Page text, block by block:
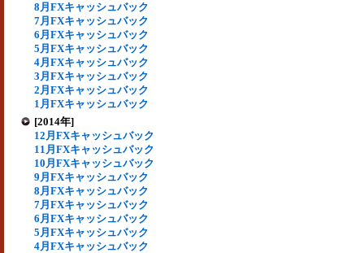
8月FXキャッシュバック
7月FXキャッシュバック
6月FXキャッシュバック
5月FXキャッシュバック
4月FXキャッシュバック
3月FXキャッシュバック
2月FXキャッシュバック
1月FXキャッシュバック
[2014年]
12月FXキャッシュバック
11月FXキャッシュバック
10月FXキャッシュバック
9月FXキャッシュバック
8月FXキャッシュバック
7月FXキャッシュバック
6月FXキャッシュバック
5月FXキャッシュバック
4月FXキャッシュバック